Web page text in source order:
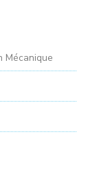
Mécanique